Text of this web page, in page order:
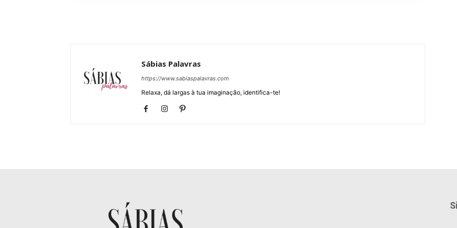
Sábias Palavras
https://www.sabiaspalavras.com
Relaxa, dá largas à tua imaginação, identifica-te!